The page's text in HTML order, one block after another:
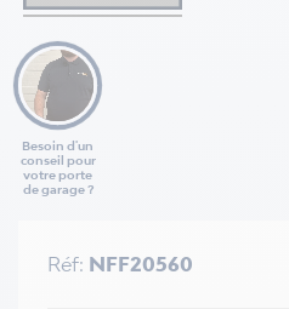
Besoin d'un
conseil pour
votre porte
de garage ?
Réf: NFF20560